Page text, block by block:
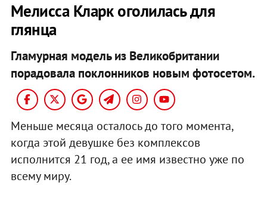
Мелисса Кларк оголилась для
глянца
Гламурная модель из Великобритании
порадовала поклонников новым фотосетом.
Меньше месяца осталось до того момента,
когда этой девушке без комплексов
исполнится 21 год, а ее имя известно уже по
всему миру.